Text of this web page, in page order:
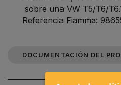
sobre una VW T5/T6/
Referencia Fiamma:
DOCUMENTACIÓN DEL